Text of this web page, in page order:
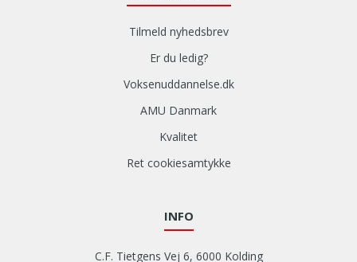
Tilmeld nyhedsbrev
Er du ledig?
Voksenuddannelse.dk
AMU Danmark
Kvalitet
Ret cookiesamtykke
INFO
C.F. Tietgens Vej 6, 6000 Kolding